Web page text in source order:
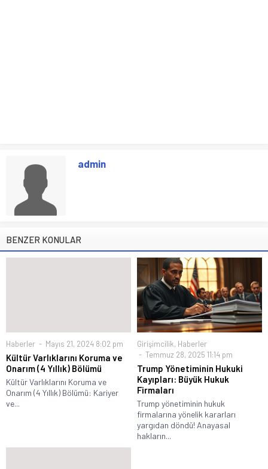
admin
BENZER KONULAR
Haberler Mayıs 21, 2024 8:02 pm
Kültür Varlıklarını Koruma ve
Onarım (4 Yıllık) Bölümü
Kültür Varlıklarını Koruma ve
Onarım (4 Yıllık) Bölümü: Kariyer
ve...
Girişimcilik, Haberler
Temmuz 28, 2025 11:14 pm
Trump Yönetiminin Hukuki
Kayıpları: Büyük Hukuk
Firmaları
Trump yönetiminin hukuk
firmalarına yönelik kararları
yargıdan döndü! Anayasal
hakların...